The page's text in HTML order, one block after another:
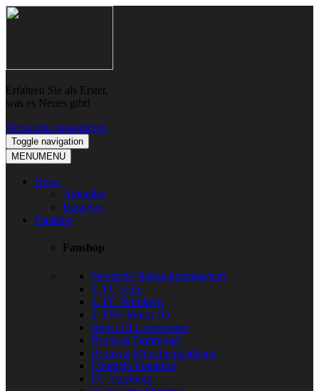
Skip
Skip
Erfahren Sie als Erster,
was es Neues gibt!
Newsletter abonnieren
Toggle navigation
MENUMENU
News
Aktuelles
Ratgeber
Fanshop
Fanshop
Deutsche Nationalmannschaft
1. FC Köln
1. FC Nürnberg
1. FSV Mainz 05
Bayer 04 Leverkusen
Borussia Dortmund
Borussia Mönchengladbach
Eintracht Frankfurt
FC Augsburg